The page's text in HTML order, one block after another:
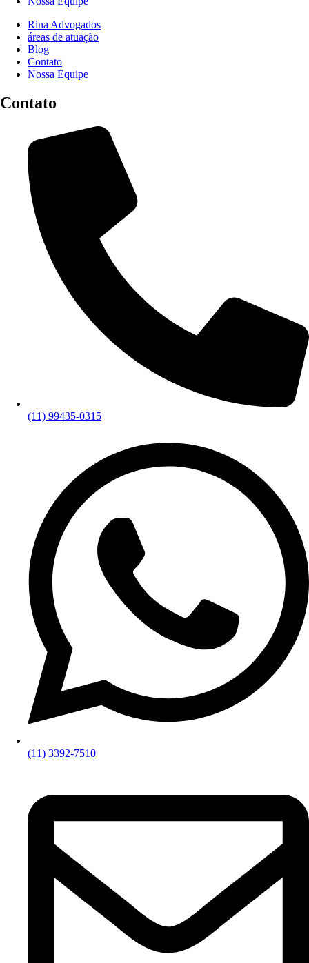
Rina Advogados
áreas de atuação
Blog
Contato
Nossa Equipe
Contato
(11) 99435-0315
(11) 3392-7510